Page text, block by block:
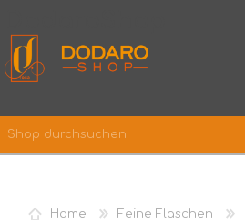
WUNSCHLISTE
Home Feine Flaschen